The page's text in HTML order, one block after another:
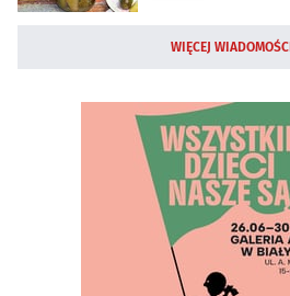
WIĘCEJ WIADOMOŚCI